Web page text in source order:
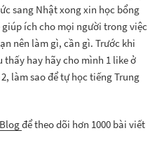
sang Nhật xong xin học bổng
giúp ích cho mọi người trong việc
nên làm gì, cần gì. Trước khi
hay hãy cho mình 1 like ở
làm sao để tự học tiếng Trung
để theo dõi hơn 1000 bài viết